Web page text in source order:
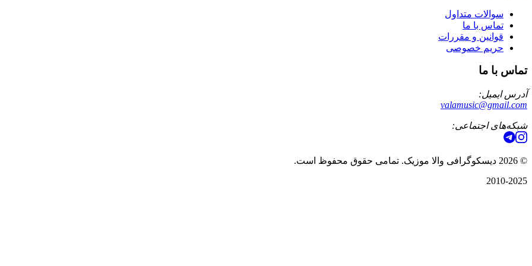
سوالات متداول
تماس با ما
قوانین و مقررات
حریم خصوصی
تماس با ما
آدرس ایمیل:
valamusic@gmail.com
شبکه‌های اجتماعی:
©
2026 دیسکوگرافی والا موزیک. تمامی حقوق محفوظ است.
2010-2025